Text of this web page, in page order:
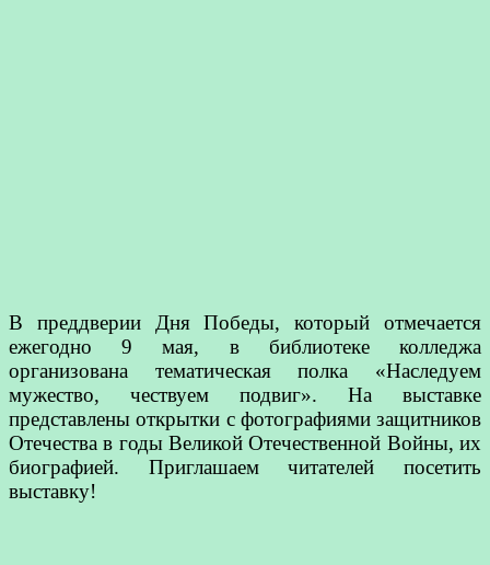
В преддверии Дня Победы, который отмечается
ежегодно 9 мая, в библиотеке колледжа
организована тематическая полка «Наследуем
мужество, чествуем подвиг». На выставке
представлены открытки с фотографиями защитников
Отечества в годы Великой Отечественной Войны, их
биографией. Приглашаем читателей посетить
выставку!